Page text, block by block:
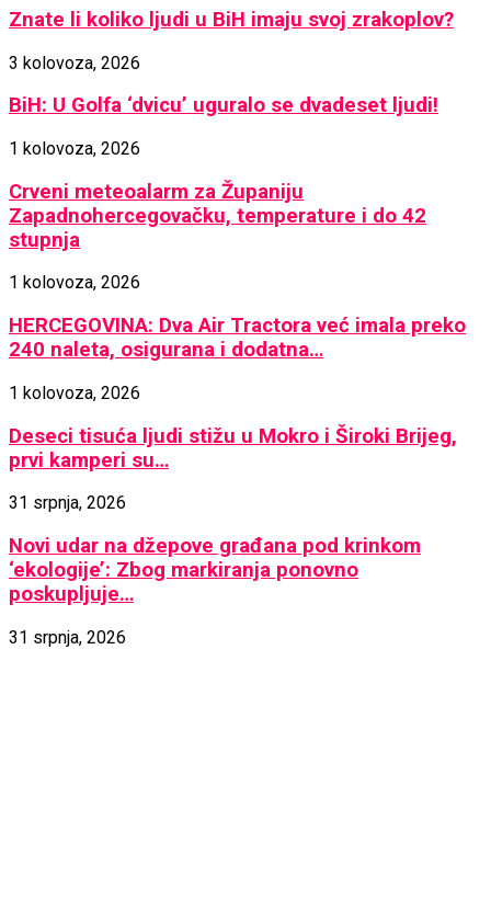
Znate li koliko ljudi u BiH imaju svoj zrakoplov?
3 kolovoza, 2026
BiH: U Golfa ‘dvicu’ uguralo se dvadeset ljudi!
1 kolovoza, 2026
Crveni meteoalarm za Županiju
Zapadnohercegovačku, temperature i do 42
stupnja
1 kolovoza, 2026
HERCEGOVINA: Dva Air Tractora već imala preko
240 naleta, osigurana i dodatna…
1 kolovoza, 2026
Deseci tisuća ljudi stižu u Mokro i Široki Brijeg,
prvi kamperi su…
31 srpnja, 2026
Novi udar na džepove građana pod krinkom
‘ekologije’: Zbog markiranja ponovno
poskupljuje…
31 srpnja, 2026